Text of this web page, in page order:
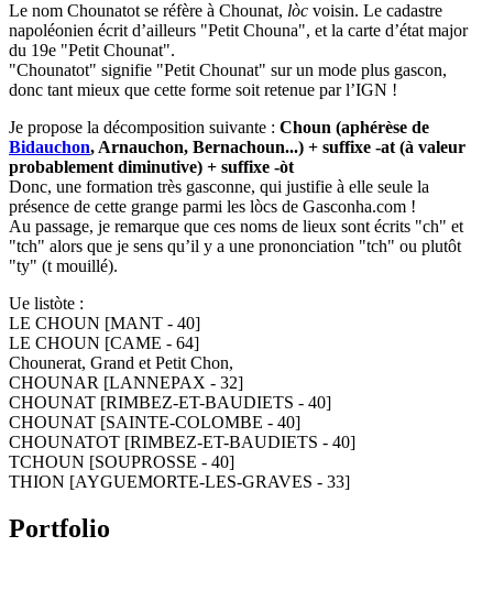
Le nom Chounatot se réfère à Chounat, lòc voisin. Le cadastre
napoléonien écrit d’ailleurs "Petit Chouna", et la carte d’état major
du 19e "Petit Chounat".
"Chounatot" signifie "Petit Chounat" sur un mode plus gascon,
donc tant mieux que cette forme soit retenue par l’IGN !
Je propose la décomposition suivante : Choun (aphérèse de
Bidauchon, Arnauchon, Bernachoun...) + suffixe -at (à valeur
probablement diminutive) + suffixe -òt
Donc, une formation très gasconne, qui justifie à elle seule la
présence de cette grange parmi les lòcs de Gasconha.com !
Au passage, je remarque que ces noms de lieux sont écrits "ch" et
"tch" alors que je sens qu’il y a une prononciation "tch" ou plutôt
"ty" (t mouillé).
Ue listòte :
LE CHOUN [MANT - 40]
LE CHOUN [CAME - 64]
Chounerat, Grand et Petit Chon,
CHOUNAR [LANNEPAX - 32]
CHOUNAT [RIMBEZ-ET-BAUDIETS - 40]
CHOUNAT [SAINTE-COLOMBE - 40]
CHOUNATOT [RIMBEZ-ET-BAUDIETS - 40]
TCHOUN [SOUPROSSE - 40]
THION [AYGUEMORTE-LES-GRAVES - 33]
Portfolio